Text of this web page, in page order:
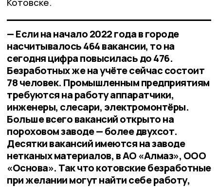
— Если на начало 2022 года в городе
насчитывалось 464 вакансии, то на
сегодня цифра повысилась до 476.
Безработных же на учёте сейчас состоит
78 человек. Промышленным предприятиям
требуются на работу аппаратчики,
инженеры, слесари, электромонтёры.
Больше всего вакансий открыто на
пороховом заводе — более двухсот.
Десятки вакансий имеются на заводе
нетканых материалов, в АО «Алмаз», ООО
«Основа». Так что котовские безработные
при желании могут найти себе работу,